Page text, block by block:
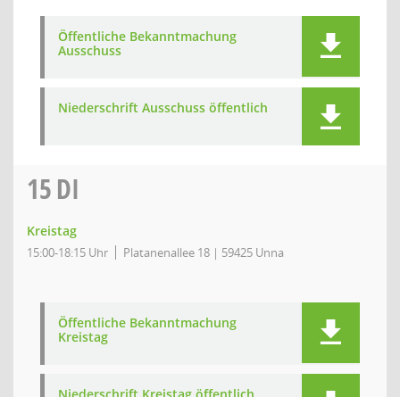
Öffentliche Bekanntmachung
Ausschuss
Niederschrift Ausschuss öffentlich
15DI
Kreistag
15:00-18:15 Uhr Platanenallee 18 | 59425 Unna
Öffentliche Bekanntmachung
Kreistag